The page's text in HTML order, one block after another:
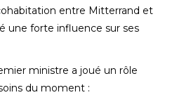
entre Mitterrand et
une forte influence sur ses
ministre a joué un rôle
du moment :